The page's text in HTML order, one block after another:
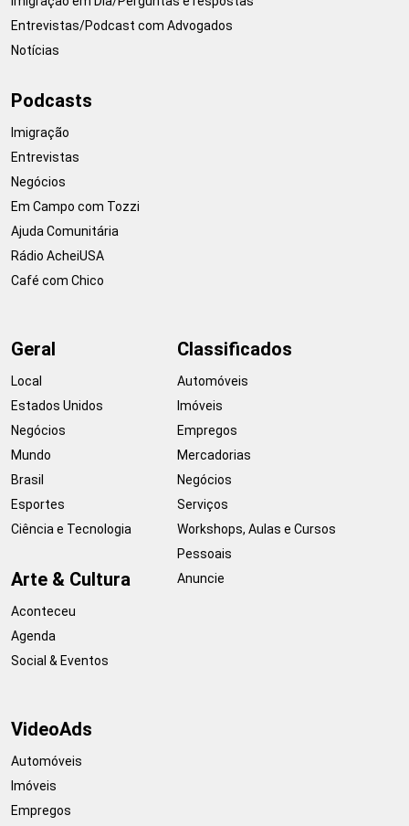
Entrevistas/Podcast com Advogados
Notícias
Podcasts
Imigração
Entrevistas
Negócios
Em Campo com Tozzi
Ajuda Comunitária
Rádio AcheiUSA
Café com Chico
Geral
Local
Estados Unidos
Negócios
Mundo
Brasil
Esportes
Ciência e Tecnologia
Arte & Cultura
Aconteceu
Agenda
Social & Eventos
Classificados
Automóveis
Imóveis
Empregos
Mercadorias
Negócios
Serviços
Workshops, Aulas e Cursos
Pessoais
Anuncie
VideoAds
Automóveis
Imóveis
Empregos